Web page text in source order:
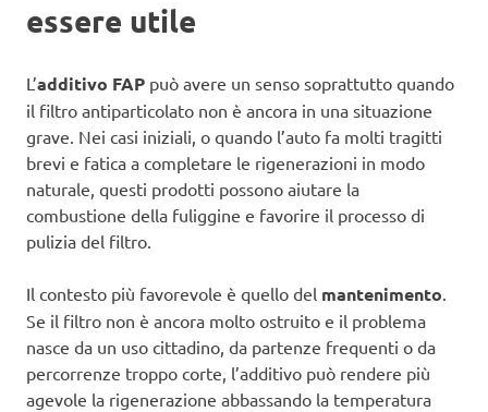
essere utile
L’additivo FAP può avere un senso soprattutto quando
il filtro antiparticolato non è ancora in una situazione
grave. Nei casi iniziali, o quando l’auto fa molti tragitti
brevi e fatica a completare le rigenerazioni in modo
naturale, questi prodotti possono aiutare la
combustione della fuliggine e favorire il processo di
pulizia del filtro.
Il contesto più favorevole è quello del mantenimento.
Se il filtro non è ancora molto ostruito e il problema
nasce da un uso cittadino, da partenze frequenti o da
percorrenze troppo corte, l’additivo può rendere più
agevole la rigenerazione abbassando la temperatura